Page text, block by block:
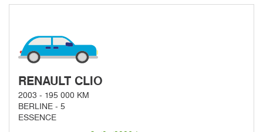
RENAULT CLIO
2003 - 195 000 KM
BERLINE - 5
ESSENCE